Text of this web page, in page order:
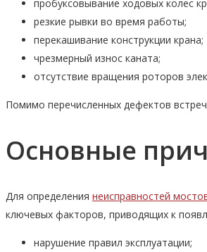
пробуксовывание ходовых колес
резкие рывки во время работы;
перекашивание конструкции крана;
чрезмерный износ каната;
отсутствие вращения роторов
Помимо перечисленных дефектов
Основные
Для определения неисправностей
ключевых факторов, приводящих к
нарушение правил эксплуатации;